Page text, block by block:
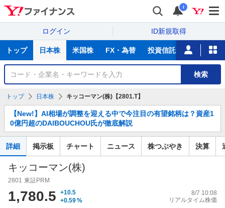
i
ログイン ID新規取得
サ
トップ 日本株 米国株 FX・為替 投資信託 ニュース
銘
検
検索
トップ 日本株 キッコーマン(株)【2801.T】
知
ら
せ
【New!】AI相場が調整を迎える中で今注目の有望銘柄は？資産1
0億円超のDAIBOUCHOU氏が徹底解説
詳細 掲示板 チャート ニュース 株つぶやき 決算
キッコーマン(株)
2801 東証PRM
1,780.5
+10.5
+0.59%
8/7 10:08
リアルタイム株価